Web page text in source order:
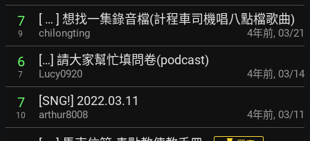
7
9
[ … ] 想找一集錄音檔(計程車司機唱八點檔歌曲)
chilongting 4年前, 03/21
6
7
[…] 請大家幫忙填問卷(podcast)
Lucy0920 4年前, 03/14
7
10
[SNG!] 2022.03.11
arthur8008 4年前, 03/11